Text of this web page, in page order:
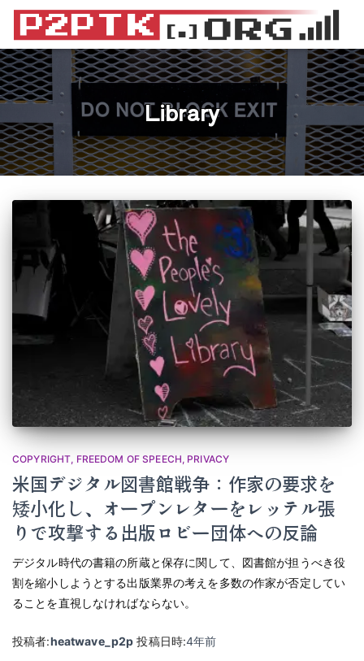
Library
COPYRIGHT FREEDOM OF SPEECH PRIVACY
米国デジタル図書館戦争：作家の要求を
矮小化し、オープンレターをレッテル張
りで攻撃する出版ロビー団体への反論
デジタル時代の書籍の所蔵と保存に関して、図書館が担うべき役
割を縮小しようとする出版業界の考えを多数の作家が否定してい
ることを直視しなければならない。
投稿者:heatwave_p2p 投稿日時:4年前